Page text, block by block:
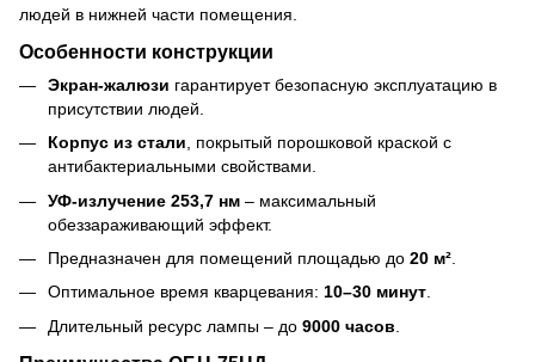
людей в нижней части помещения.
Особенности конструкции
Экран-жалюзи гарантирует безопасную эксплуатацию в
присутствии людей.
Корпус из стали , покрытый порошковой краской с
антибактериальными свойствами.
УФ-излучение 253,7 нм – максимальный
обеззараживающий эффект.
Предназначен для помещений площадью до 20 м²
Оптимальное время кварцевания: 10–30 минут.
Длительный ресурс лампы – до 9000 часов